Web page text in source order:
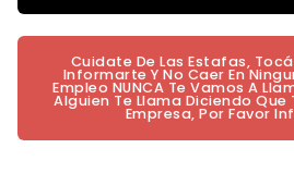
Cuidate De Las Estafas,
Informarte Y No Caer En
Empleo NUNCA Te Vamos A
Alguien Te Llama Diciendo
Empresa, Por Favor